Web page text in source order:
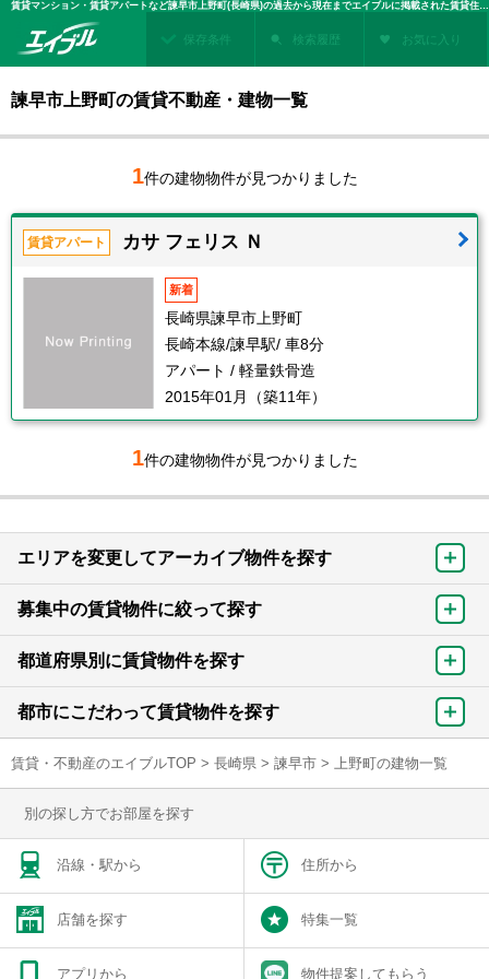
賃貸マンション・賃貸アパートなど諫早市上野町(長崎県)の過去から現在までエイブルに掲載された賃貸住宅情報・建物情報を検索！不動産賃貸を探すなら、お部屋探しのエイブル
保存条件 検索履歴 お気に入り
諫早市上野町の賃貸不動産・建物一覧
1件の建物物件が見つかりました
賃貸アパート カサ フェリス Ｎ
新着
長崎県諫早市上野町
長崎本線/諫早駅/ 車8分
アパート / 軽量鉄骨造
2015年01月（築11年）
1件の建物物件が見つかりました
エリアを変更してアーカイブ物件を探す
募集中の賃貸物件に絞って探す
都道府県別に賃貸物件を探す
都市にこだわって賃貸物件を探す
賃貸・不動産のエイブルTOP > 長崎県 > 諫早市 > 上野町の建物一覧
別の探し方でお部屋を探す
沿線・駅から 住所から
店舗を探す 特集一覧
アプリから 物件提案してもらう